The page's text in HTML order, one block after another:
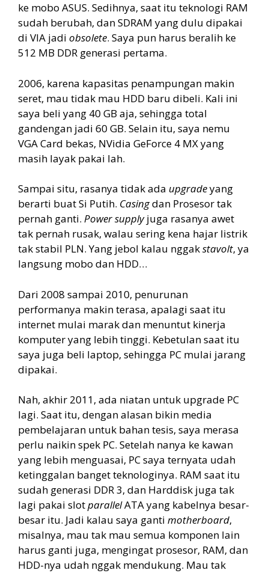
ke mobo ASUS. Sedihnya, saat itu teknologi RAM
sudah berubah, dan SDRAM yang dulu dipakai
di VIA jadi obsolete. Saya pun harus beralih ke
512 MB DDR generasi pertama.
2006, karena kapasitas penampungan makin
seret, mau tidak mau HDD baru dibeli. Kali ini
saya beli yang 40 GB aja, sehingga total
gandengan jadi 60 GB. Selain itu, saya nemu
VGA Card bekas, NVidia GeForce 4 MX yang
masih layak pakai lah.
Sampai situ, rasanya tidak ada upgradeyang
berarti buat Si Putih. Casingdan Prosesor tak
pernah ganti. Power supplyjuga rasanya awet
tak pernah rusak, walau sering kena hajar listrik
tak stabil PLN. Yang jebol kalau nggakstavolt, ya
langsung mobo dan HDD…
Dari 2008 sampai 2010, penurunan
performanya makin terasa, apalagi saat itu
internet mulai marak dan menuntut kinerja
komputer yang lebih tinggi. Kebetulan saat itu
saya juga beli laptop, sehingga PC mulai jarang
dipakai.
Nah, akhir 2011, ada niatan untuk upgrade PC
lagi. Saat itu, dengan alasan bikin media
pembelajaran untuk bahan tesis, saya merasa
perlu naikin spek PC. Setelah nanya ke kawan
yang lebih menguasai, PC saya ternyata udah
ketinggalan banget teknologinya. RAM saat itu
sudah generasi DDR 3, dan Harddisk juga tak
lagi pakai slotparallelATA yang kabelnya besar-
besar itu. Jadi kalau saya ganti motherboard,
misalnya, mau tak mau semua komponen lain
harus ganti juga, mengingat prosesor, RAM, dan
HDD-nya udah nggak mendukung. Mau tak